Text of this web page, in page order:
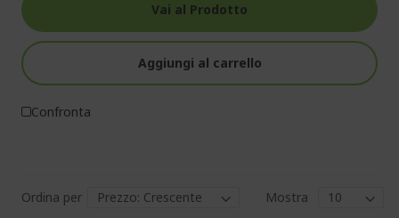
Vai al Prodotto
Aggiungi al carrello
Confronta
Ordina per
Mostra